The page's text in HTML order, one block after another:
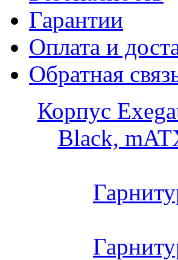
Гарантии
Оплата и
Обратная
Корпус
Black,